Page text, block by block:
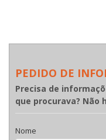
PEDIDO DE
Precisa de
que procurava?
Nome